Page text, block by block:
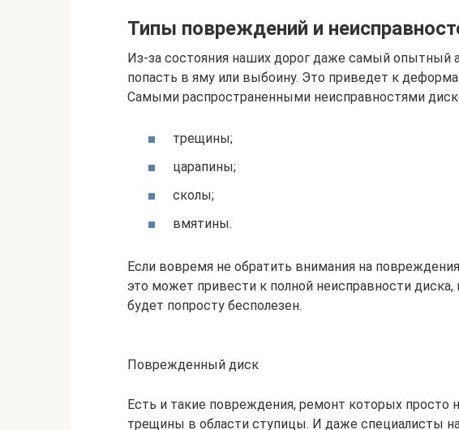
Типы повреждений и
Из-за состояния наших дорог даже самый опытный
попасть в яму или выбоину. Это приведет к
Самыми распространенными неисправностями
трещины;
царапины;
сколы;
вмятины.
Если вовремя не обратить внимания на
это может привести к полной неисправности
будет попросту бесполезен.
Поврежденный диск
Есть и такие повреждения, ремонт которых
трещины в области ступицы. И даже специалисты